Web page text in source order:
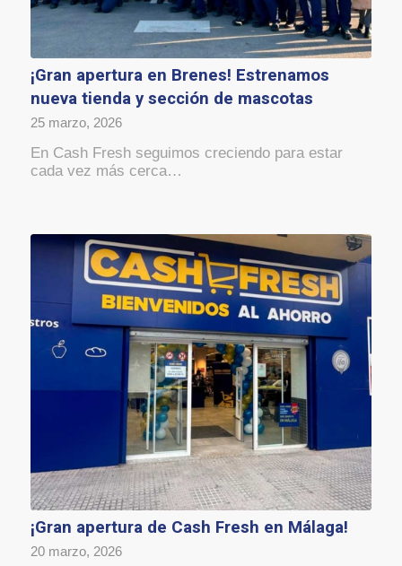
¡Gran apertura en Brenes! Estrenamos
nueva tienda y sección de mascotas
25 marzo, 2026
En Cash Fresh seguimos creciendo para estar
cada vez más cerca…
¡Gran apertura de Cash Fresh en Málaga!
20 marzo, 2026